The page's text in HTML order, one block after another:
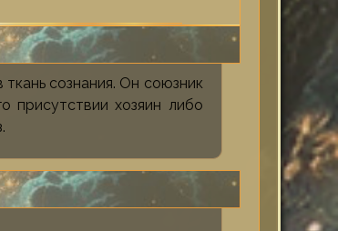
сознания. Он союзник
присутствии хозяин либо